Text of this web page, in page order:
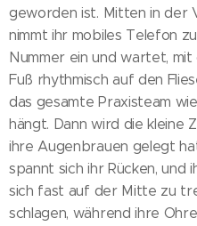
geworden ist. Mitten in der
nimmt ihr mobiles Telefon
Nummer ein und wartet,
Fuß rhythmisch auf den
das gesamte Praxisteam
hängt. Dann wird die kleine
ihre Augenbrauen gelegt
spannt sich ihr Rücken,
sich fast auf der Mitte zu
schlagen, während ihre